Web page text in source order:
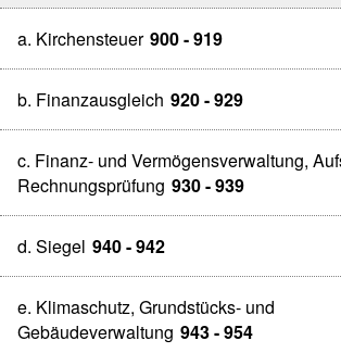
a. Kirchensteuer 900 - 919
b. Finanzausgleich 920 - 929
c. Finanz- und Vermögensverwaltung,
Rechnungsprüfung 930 - 939
d. Siegel 940 - 942
e. Klimaschutz, Grundstücks- und
Gebäudeverwaltung 943 - 954